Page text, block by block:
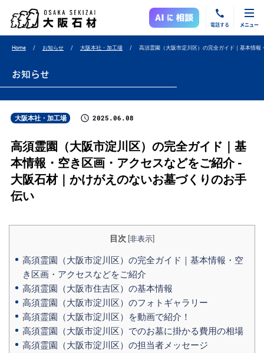
電話する メニュー
Home お知らせ 大阪本社・加工場 高須霊園（大阪市淀川区）の完全ガイド｜基本情報
お知らせ
大阪本社・加工場 2025.06.08
高須霊園（大阪市淀川区）の完全ガイド｜基
本情報・空き区画・アクセスなどをご紹介 -
大阪石材｜かけがえのないお墓づくりのお手
伝い
目次 非表示
高須霊園（大阪市淀川区）の完全ガイド｜基本情報・空
き区画・アクセスなどをご紹介
高須霊園（大阪市住吉区）の基本情報
高須霊園（大阪市淀川区）のフォトギャラリー
高須霊園（大阪市淀川区）を動画で紹介！
高須霊園（大阪市淀川区）でのお墓に掛かる費用の相場
高須霊園（大阪市淀川区）の担当者メッセージ